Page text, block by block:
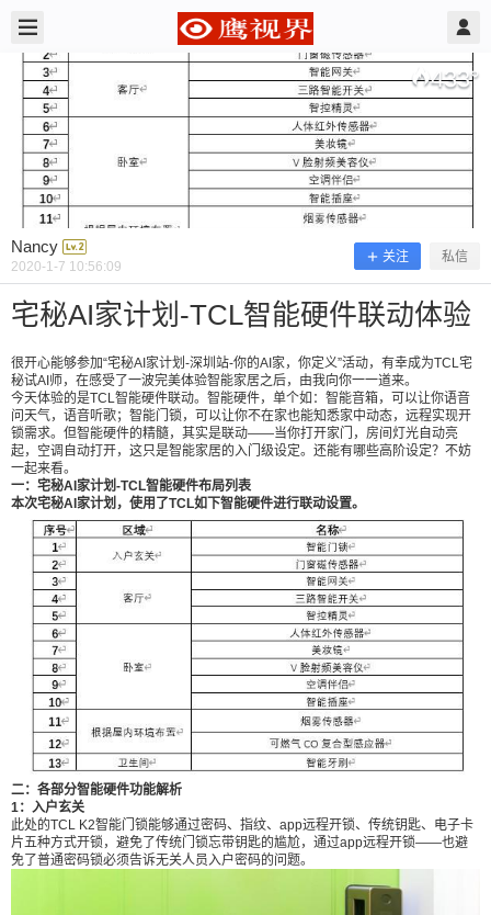
433°
Nancy
2020-1-7 10:56:09
关注 私信
宅秘AI家计划-TCL智能硬件联动体验
很开心能够参加“宅秘AI家计划-深圳站-你的AI家，你定义”活动，有幸成为TCL宅
秘试AI师，在感受了一波完美体验智能家居之后，由我向你一一道来。
今天体验的是TCL智能硬件联动。智能硬件，单个如：智能音箱，可以让你语音
问天气，语音听歌；智能门锁，可以让你不在家也能知悉家中动态，远程实现开
锁需求。但智能硬件的精髓，其实是联动——当你打开家门，房间灯光自动亮
起，空调自动打开，这只是智能家居的入门级设定。还能有哪些高阶设定？不妨
一起来看。
一：宅秘AI家计划-TCL智能硬件布局列表
本次宅秘AI家计划，使用了TCL如下智能硬件进行联动设置。
二：各部分智能硬件功能解析
1：入户玄关
此处的TCL K2智能门锁能够通过密码、指纹、app远程开锁、传统钥匙、电子卡
片五种方式开锁，避免了传统门锁忘带钥匙的尴尬，通过app远程开锁——也避
免了普通密码锁必须告诉无关人员入户密码的问题。
Nancy @ 鹰视界 2020/1/07
宅秘AI家计划-TCL智能硬件联动体验
很开心能够参加“宅秘AI家计划-深圳站-你的AI家，
你定义”活动，有幸成为TCL宅秘试AI师，在感受了
一波完美体验智能家居之后，由我向你一一道来。
今天体验的是TCL智能硬件联动。智能硬件，单个
如：智能音箱，可以让你语音问天气，语音听歌；
智能门锁，可以让你不在家也能知悉家中动态，远
程实现开锁需求。但智能硬件的精髓，其实是联动
——当你打开家门，房间灯光自动亮起，空调自动
打开，这只是智能家居的入门级设定。还能有哪些
高阶设定？不妨一起来看。 一：宅秘AI家计划-TCL
智能硬件布局列表 本次宅秘AI家计划，使用了TCL
如下智能硬件进行联动设置。 二：各部分智能硬件
功能解析 1：入户玄关 此处的TCL K2智能门锁能够
通过密码、指纹、app远程开锁、传统钥匙、电子卡
片五种方式开锁，避免了传统门锁忘带钥匙的尴
尬，通过app远程开锁——也避免了普通密码锁必须
扫描二维码继续阅读